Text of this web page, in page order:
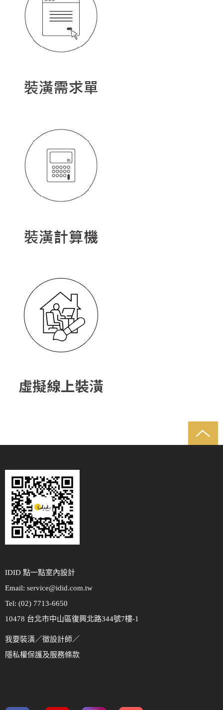
IDID 點一點室內設計
Email: service@idid.com.tw
Tel: (02) 7713-6650
10478 台北市中山區復興北路344號7樓-1
我要裝潢／徵設計師／
隱私權保護及服務條款